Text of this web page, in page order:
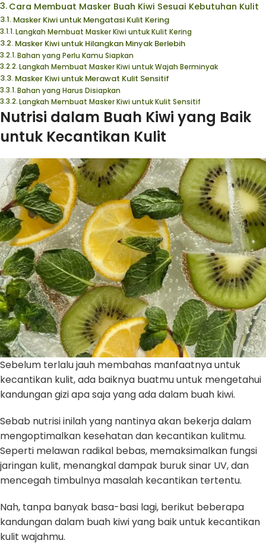
Cara Membuat Masker Buah Kiwi Sesuai Kebutuhan Kulit
Masker Kiwi untuk Mengatasi Kulit Kering
Langkah Membuat Masker Kiwi untuk Kulit Kering
Masker Kiwi untuk Hilangkan Minyak Berlebih
Bahan yang Perlu Kamu Siapkan
Langkah Membuat Masker Kiwi untuk Wajah Berminyak
Masker Kiwi untuk Merawat Kulit Sensitif
Bahan yang Harus Disiapkan
Langkah Membuat Masker Kiwi untuk Kulit Sensitif
Nutrisi dalam Buah Kiwi yang Baik
untuk Kecantikan Kulit
Sebelum terlalu jauh membahas manfaatnya untuk
kecantikan kulit, ada baiknya buatmu untuk mengetahui
kandungan gizi apa saja yang ada dalam buah kiwi.
Sebab nutrisi inilah yang nantinya akan bekerja dalam
mengoptimalkan kesehatan dan kecantikan kulitmu.
Seperti melawan radikal bebas, memaksimalkan fungsi
jaringan kulit, menangkal dampak buruk sinar UV, dan
mencegah timbulnya masalah kecantikan tertentu.
Nah, tanpa banyak basa-basi lagi, berikut beberapa
kandungan dalam buah kiwi yang baik untuk kecantikan
kulit wajahmu.